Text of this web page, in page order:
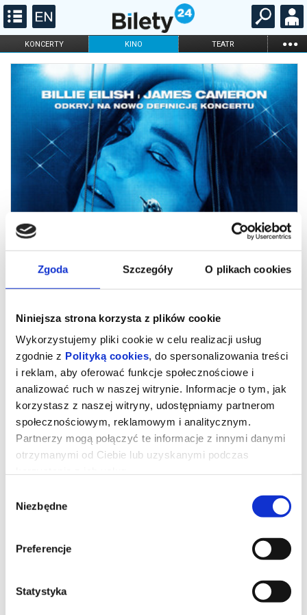
Zgoda Szczegóły O plikach cookies
Niniejsza strona korzysta z plików cookie
Wykorzystujemy pliki cookie w celu realizacji usług
zgodnie z Polityką cookies, do spersonalizowania treści
i reklam, aby oferować funkcje społecznościowe i
analizować ruch w naszej witrynie. Informacje o tym, jak
korzystasz z naszej witryny, udostępniamy partnerom
społecznościowym, reklamowym i analitycznym.
Partnerzy mogą połączyć te informacje z innymi danymi
otrzymanymi od Ciebie lub uzyskanymi podczas
zgody
Niezbędne
Preferencje
Statystyka
KONCERTY KINO TEATR ...
FILHARMONIA OPERA I BALET
STAND-UP
DLA DZIECI
ONLINE KARNETY
Billie Eilish - Hit Me Hard and Soft:
przedstawiają nagranie koncertu w technologii 3D zagranego w
ramach trasy promującej album "Hit Me Hard and Soft".